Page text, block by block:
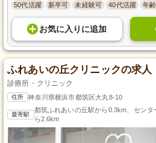
50代活躍 新卒可 未経験可 40代活躍 年
お気に入り に追加
ふれあいの丘クリニックの求人
診療所・クリニック
住所 神奈川県横浜市都筑区大丸8-10
最寄駅
都筑ふれあいの丘駅から0.3km、セン
ら2.6km